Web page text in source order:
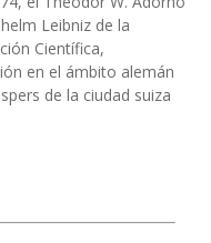
Leibniz de la
Científica,
en el ámbito alemán
de la ciudad suiza